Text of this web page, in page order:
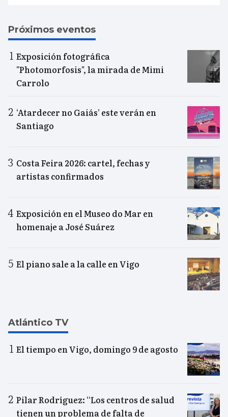
Próximos eventos
Exposición fotográfica
"Photomorfosis", la mirada de Mimi
Carrolo
‘Atardecer no Gaiás’ este verán en
Santiago
Costa Feira 2026: cartel, fechas y
artistas confirmados
Exposición en el Museo do Mar en
homenaje a José Suárez
El piano sale a la calle en Vigo
Atlántico TV
El tiempo en Vigo, domingo 9 de agosto
Pilar Rodríguez: “Los centros de salud
tienen un problema de falta de